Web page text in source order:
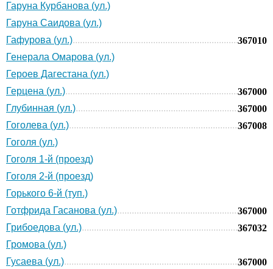
Гаруна Курбанова (ул.)
Гаруна Саидова (ул.)
Гафурова (ул.)
367010
Генерала Омарова (ул.)
Героев Дагестана (ул.)
Герцена (ул.)
367000
Глубинная (ул.)
367000
Гоголева (ул.)
367008
Гоголя (ул.)
Гоголя 1-й (проезд)
Гоголя 2-й (проезд)
Горького 6-й (туп.)
Готфрида Гасанова (ул.)
367000
Грибоедова (ул.)
367032
Громова (ул.)
Гусаева (ул.)
367000